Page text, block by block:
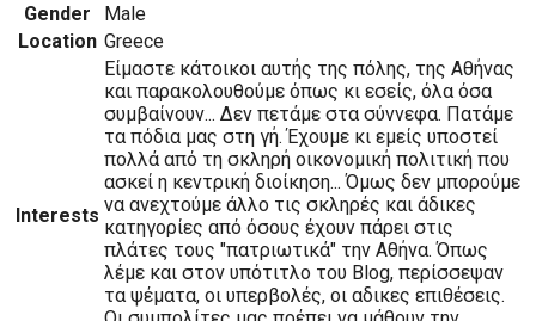
Gender
Male
Location Greece
Interests
Είμαστε κάτοικοι αυτής της πόλης, της Αθήνας
και παρακολουθούμε όπως κι εσείς, όλα όσα
συμβαίνουν... Δεν πετάμε στα σύννεφα. Πατάμε
τα πόδια μας στη γή. Έχουμε κι εμείς υποστεί
πολλά από τη σκληρή οικονομική πολιτική που
ασκεί η κεντρική διοίκηση... Όμως δεν μπορούμε
να ανεχτούμε άλλο τις σκληρές και άδικες
κατηγορίες από όσους έχουν πάρει στις
πλάτες τους "πατριωτικά" την Αθήνα. Όπως
λέμε και στον υπότιτλο του Blog, περίσσεψαν
τα ψέματα, οι υπερβολές, οι αδικες επιθέσεις.